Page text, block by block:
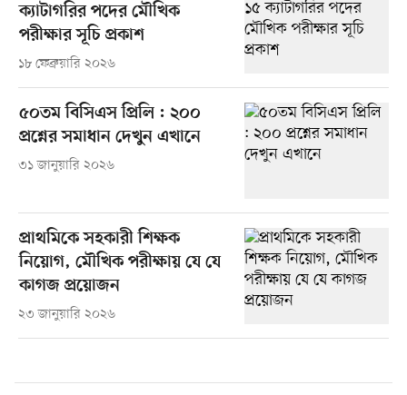
ক্যাটাগরির পদের মৌখিক
পরীক্ষার সূচি প্রকাশ
১৮ ফেব্রুয়ারি ২০২৬
৫০তম বিসিএস প্রিলি : ২০০
প্রশ্নের সমাধান দেখুন এখানে
৩১ জানুয়ারি ২০২৬
প্রাথমিকে সহকারী শিক্ষক
নিয়োগ, মৌখিক পরীক্ষায় যে যে
কাগজ প্রয়োজন
২৩ জানুয়ারি ২০২৬